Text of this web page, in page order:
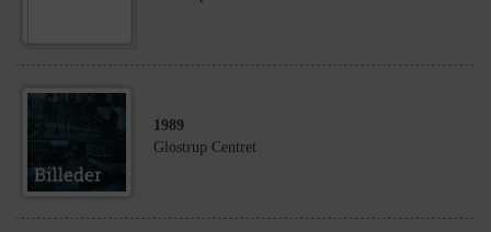
1989
Glostrup Centret